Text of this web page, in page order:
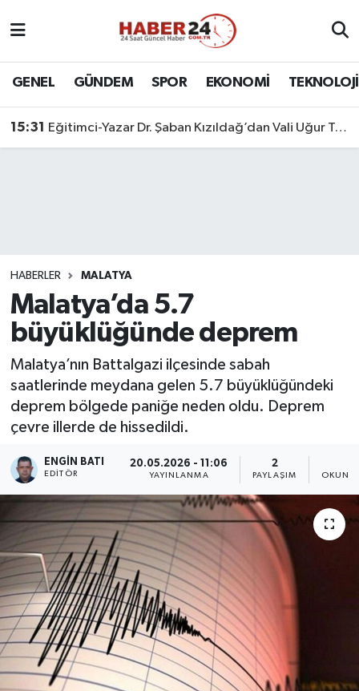
GENEL GÜNDEM SPOR EKONOMİ TEKNOLOJİ
15:31 Eğitimci-Yazar Dr. Şaban Kızıldağ’dan Vali Uğur Turan’a Ziyaret
HABERLER MALATYA
Malatya’da 5.7
büyüklüğünde deprem
Malatya’nın Battalgazi ilçesinde sabah
saatlerinde meydana gelen 5.7 büyüklüğündeki
deprem bölgede paniğe neden oldu. Deprem
çevre illerde de hissedildi.
ENGIN BATI
EDITÖR
20.05.2026 - 11:06
YAYINLANMA
2
PAYLAŞIM
Nöbetçi Eczaneler
Son Dakika Haberleri
Haber Arşivi